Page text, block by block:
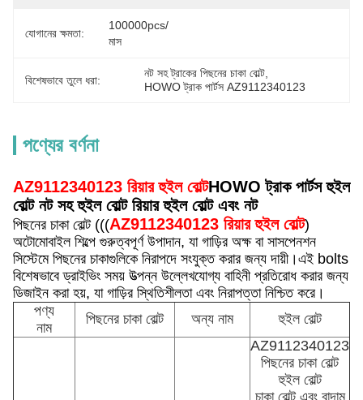
যোগানের ক্ষমতা:
100000pcs/
মাস
বিশেষভাবে তুলে ধরা:
নট সহ ট্রাকের পিছনের চাকা বোল্ট
HOWO ট্রাক পার্টস AZ9112340123
পণ্যের বর্ণনা
AZ9112340123 রিয়ার হুইল বোল্টHOWO ট্রাক পার্টস হুইল
বোল্ট নট সহ হুইল বোল্ট রিয়ার হুইল বোল্ট এবং নট
পিছনের চাকা বোল্ট (((AZ9112340123 রিয়ার হুইল বোল্ট)
অটোমোবাইল শিল্পে গুরুত্বপূর্ণ উপাদান, যা গাড়ির অক্ষ বা সাসপেনশন
সিস্টেমে পিছনের চাকাগুলিকে নিরাপদে সংযুক্ত করার জন্য দায়ী।এই bolts
বিশেষভাবে ড্রাইভিং সময় উত্পন্ন উল্লেখযোগ্য বাহিনী প্রতিরোধ করার জন্য
ডিজাইন করা হয়, যা গাড়ির স্থিতিশীলতা এবং নিরাপত্তা নিশ্চিত করে।
পণ্য
নাম
পিছনের চাকা বোল্ট অন্য নাম
হুইল বোল্ট
AZ9112340123
পিছনের চাকা বোল্ট
হুইল বোল্ট
চাকা বোল্ট এবং বাদাম